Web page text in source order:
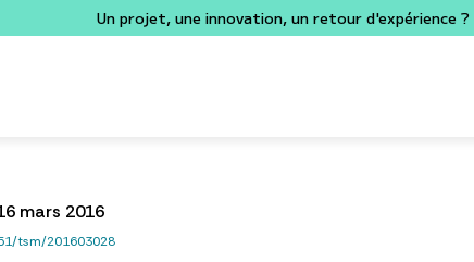
Un projet, une innovation, un retour d'expérience ?
mars 2016
tsm/201603028